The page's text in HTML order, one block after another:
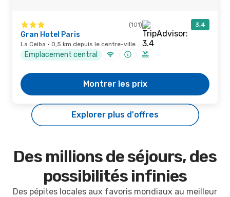
(101) 3,4
Gran Hotel Paris
La Ceiba · 0,5 km depuis le centre-ville
Emplacement central
Montrer les prix
Explorer plus d'offres
Des millions de séjours, des
possibilités infinies
Des pépites locales aux favoris mondiaux au meilleur